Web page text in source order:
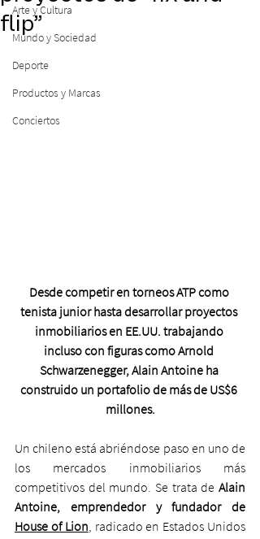
Arte y Cultura
Mundo y Sociedad
Deporte
Productos y Marcas
Conciertos
flip”
Desde competir en torneos ATP como
tenista junior hasta desarrollar proyectos
inmobiliarios en EE.UU. trabajando
incluso con figuras como Arnold
Schwarzenegger, Alain Antoine ha
construido un portafolio de más de US$6
millones.
Un chileno está abriéndose paso en uno de
los mercados inmobiliarios más
competitivos del mundo. Se trata de Alain
Antoine, emprendedor y fundador de
House of Lion, radicado en Estados Unidos